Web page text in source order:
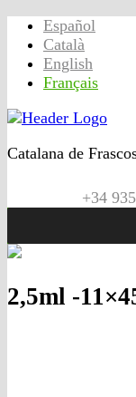
Español
Català
English
Français
Catalana de
+34
2,5ml -